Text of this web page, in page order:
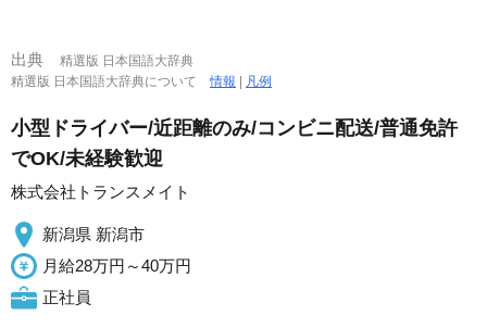
出典
精選版 日本国語大辞典
精選版 日本国語大辞典について情報 凡例
小型ドライバー/近距離のみ/コンビニ配送/普通免許
でOK/未経験歓迎
株式会社トランスメイト
新潟県 新潟市
月給28万円～40万円
正社員